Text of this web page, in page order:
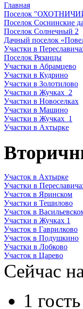
Главная
Поселок
Поселок Соснинские
Поселок Солнечный 2
Дачный поселок
Участки в
Поселок Рязанцы
Участки в Абрамцево
Участки в Кудрино
Участки в Золотилово
Участки в Жучках_2
Участки в Новоселках
Участки в Машино
Участки в Жучках_1
Участки в Ахтырке
Участок в Ахтырке
Участки в
Участок в Яринском
Участки в Тешилово
Участок в
Участки в Жучках 1
Участок в Гаврилково
Участок в Подушкино
Участки в Лобково
Участок в Царево
Сейчас
1 гость